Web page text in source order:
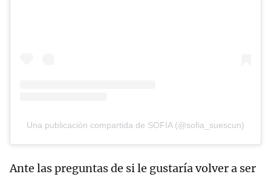
Una publicación compartida de SOFIA (@sofia_suescun)
Ante las preguntas de si le gustaría volver a ser